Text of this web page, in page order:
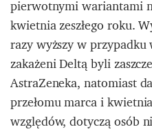
pierwotnymi wariantami
kwietnia zeszłego roku.
razy wyższy w
zakażeni Deltą byli
AstraZeneka, natomiast
przełomu marca i
względów, dotyczą osób